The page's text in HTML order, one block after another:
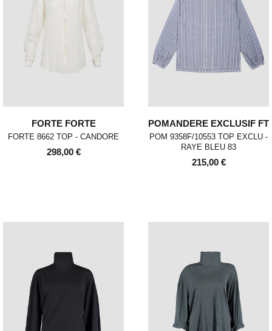
FORTE FORTE
FORTE 8662 TOP - CANDORE
298,00 €
POMANDERE EXCLUSIF FT
POM 9358F/10553 TOP EXCLU -
RAYE BLEU 83
215,00 €